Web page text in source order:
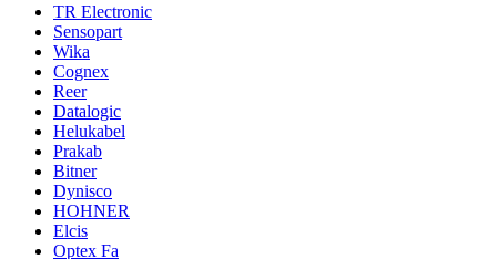
TR Electronic
Sensopart
Wika
Cognex
Reer
Datalogic
Helukabel
Prakab
Bitner
Dynisco
HOHNER
Elcis
Optex Fa